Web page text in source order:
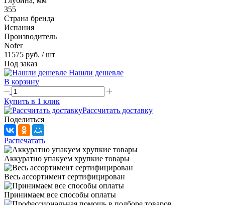
355
Страна бренда
Испания
Производитель
Nofer
11575 руб. / шт
Под заказ
Нашли дешевле
В корзину
Купить в 1 клик
Рассчитать доставку
Поделиться
Распечатать
Аккуратно упакуем хрупкие товары
Весь ассортимент сертифицирован
Принимаем все способы оплаты